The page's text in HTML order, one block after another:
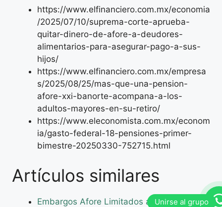
https://www.elfinanciero.com.mx/economia
/2025/07/10/suprema-corte-aprueba-
quitar-dinero-de-afore-a-deudores-
alimentarios-para-asegurar-pago-a-sus-
hijos/
https://www.elfinanciero.com.mx/empresa
s/2025/08/25/mas-que-una-pension-
afore-xxi-banorte-acompana-a-los-
adultos-mayores-en-su-retiro/
https://www.eleconomista.com.mx/econom
ia/gasto-federal-18-pensiones-primer-
bimestre-20250330-752715.html
Artículos similares
Embargos Afore Limitados al 10% O 75